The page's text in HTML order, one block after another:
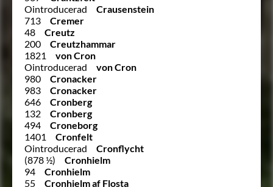
Ointroducerad
Crausenstein
713
Cremer
48
Creutz
200
Creutzhammar
1821
von Cron
Ointroducerad
von Cron
980
Cronacker
983
Cronacker
646
Cronberg
132
Cronberg
494
Croneborg
1401
Cronfelt
Ointroducerad
Cronflycht
(878 ½)
Cronhielm
94
Cronhielm
55
Cronhielm af Flosta